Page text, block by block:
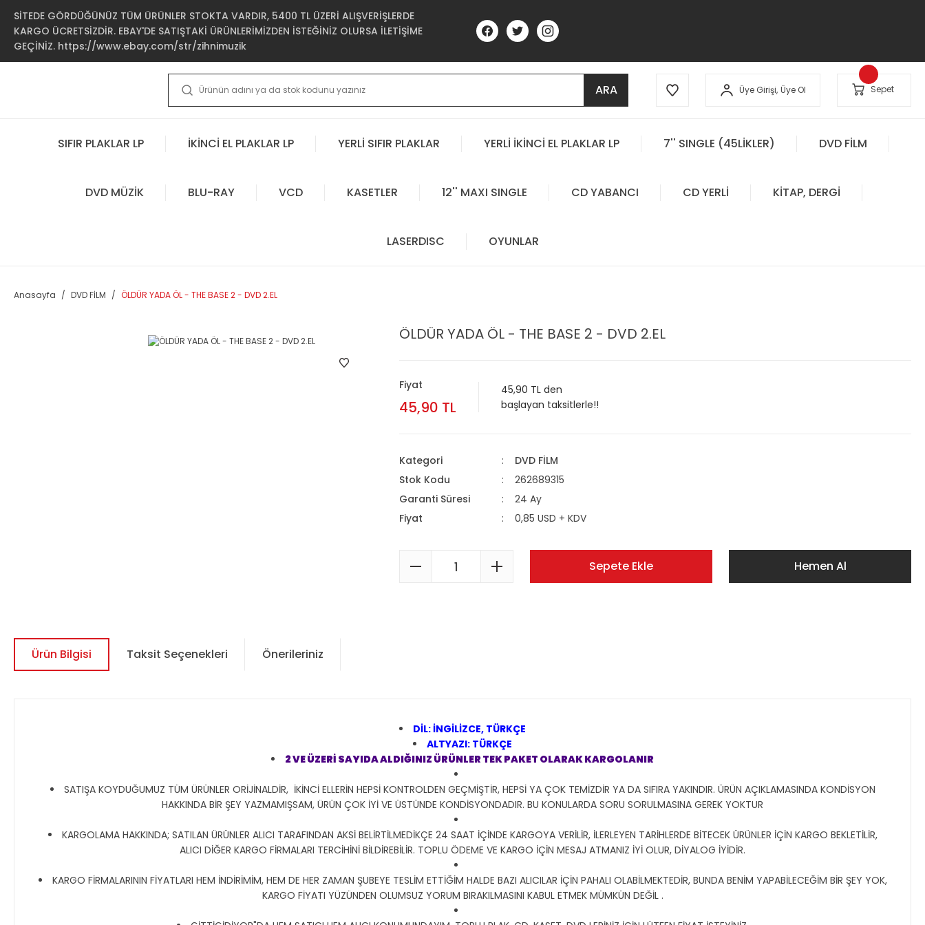
SİTEDE GÖRDÜĞÜNÜZ TÜM ÜRÜNLER STOKTA VARDIR, 5400 TL ÜZERİ ALIŞVERİŞLERDE
KARGO ÜCRETSİZDİR. EBAY'DE SATIŞTAKİ ÜRÜNLERİMİZDEN İSTEĞİNİZ OLURSA İLETİŞİME
GEÇİNİZ. https://www.ebay.com/str/zihnimuzik
ARA Üye Girişi, Üye Ol Sepet
SIFIR PLAKLAR LP İKİNCİ EL PLAKLAR LP YERLİ SIFIR PLAKLAR YERLİ İKİNCİ EL PLAKLAR LP 7'' SINGLE (45LİKLER) DVD FİLM
DVD MÜZİK BLU-RAY VCD KASETLER 12'' MAXI SINGLE CD YABANCI CD YERLİ KİTAP, DERGİ
LASERDISC OYUNLAR
Anasayfa DVD FİLM ÖLDÜR YADA ÖL - THE BASE 2 - DVD 2.EL
ÖLDÜR YADA ÖL - THE BASE 2 - DVD 2.EL
Fiyat
45,90 TL
45,90 TL den
başlayan taksitlerle!!
Kategori
DVD FİLM
Stok Kodu
262689315
Garanti Süresi
24 Ay
Fiyat
0,85 USD + KDV
Sepete Ekle Hemen Al
Ürün Bilgisi Taksit Seçenekleri Önerileriniz
DİL: İNGİLİZCE, TÜRKÇE
ALTYAZI: TÜRKÇE
2 VE ÜZERİ SAYIDA ALDIĞINIZ ÜRÜNLER TEK PAKET OLARAK KARGOLANIR
SATIŞA KOYDUĞUMUZ TÜM ÜRÜNLER ORİJİNALDİR, İKİNCİ ELLERİN HEPSİ KONTROLDEN GEÇMİŞTİR, HEPSİ YA ÇOK TEMİZDİR YA DA SIFIRA YAKINDIR. ÜRÜN AÇIKLAMASINDA KONDİSYON
HAKKINDA BİR ŞEY YAZMAMIŞSAM, ÜRÜN ÇOK İYİ VE ÜSTÜNDE KONDİSYONDADIR. BU KONULARDA SORU SORULMASINA GEREK YOKTUR
KARGOLAMA HAKKINDA; SATILAN ÜRÜNLER ALICI TARAFINDAN AKSİ BELİRTİLMEDİKÇE 24 SAAT İÇİNDE KARGOYA VERİLİR, İLERLEYEN TARİHLERDE BİTECEK ÜRÜNLER İÇİN KARGO BEKLETİLİR,
ALICI DİĞER KARGO FİRMALARI TERCİHİNİ BİLDİREBİLİR. TOPLU ÖDEME VE KARGO İÇİN MESAJ ATMANIZ İYİ OLUR, DİYALOG İYİDİR.
KARGO FİRMALARININ FİYATLARI HEM İNDİRİMİM, HEM DE HER ZAMAN ŞUBEYE TESLİM ETTİĞİM HALDE BAZI ALICILAR İÇİN PAHALI OLABİLMEKTEDİR, BUNDA BENİM YAPABİLECEĞİM BİR ŞEY YOK,
KARGO FİYATI YÜZÜNDEN OLUMSUZ YORUM BIRAKILMASINI KABUL ETMEK MÜMKÜN DEĞİL .